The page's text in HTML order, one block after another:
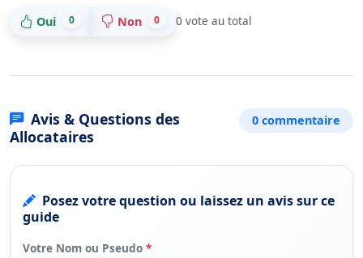
Oui 0 Non 0 0 vote au total
Avis & Questions des
Allocataires
0 commentaire
Posez votre question ou laissez un avis sur ce
guide
Votre Nom ou Pseudo *